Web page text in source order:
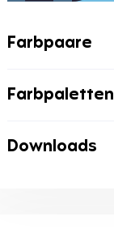
Farbpaare
Farbpaletten
Downloads